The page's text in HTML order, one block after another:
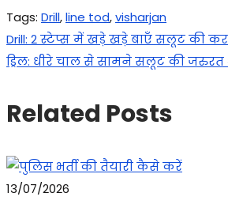
Tags: Drill,line tod,visharjan
Post
Previous
post:
Drill: 2 स्टेप्स में खड़े खड़े बाएँ सलूट की
Next
ड्रिल: धीरे चाल से सामने सलूट की
Related Posts
13/07/2026